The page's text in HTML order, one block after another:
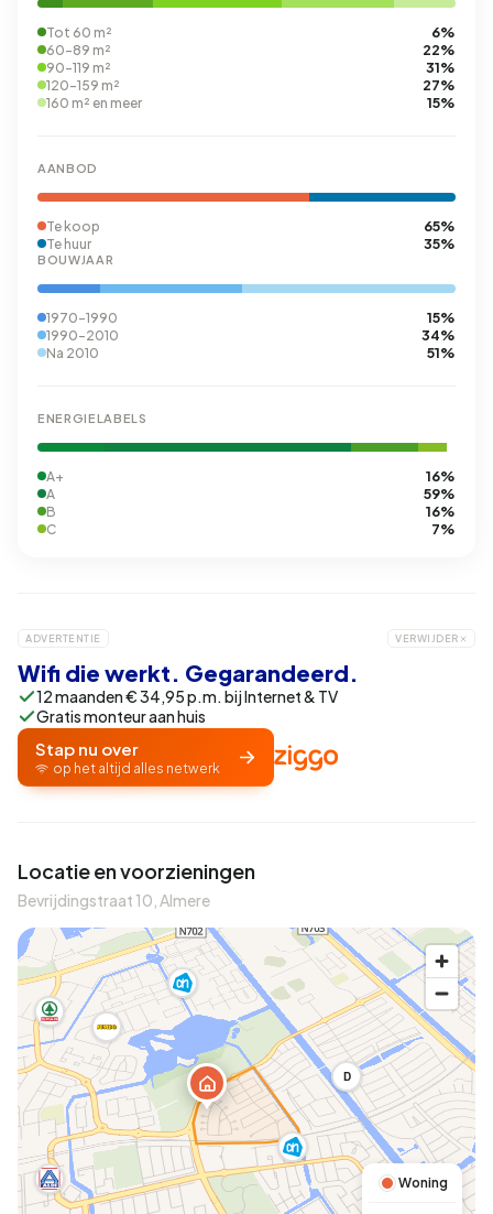
Tot 60 m² 6%
60-89 m² 22%
90-119 m² 31%
120-159 m² 27%
160 m² en meer 15%
AANBOD
Te koop 65%
Te huur 35%
BOUWJAAR
1970-1990 15%
1990-2010 34%
Na 2010 51%
ENERGIELABELS
A+ 16%
A 59%
B 16%
C 7%
ADVERTENTIE VERWIJDER
Wifi die werkt. Gegarandeerd.
12 maanden € 34,95 p.m. bij Internet & TV
Gratis monteur aan huis
Stap nu over
op het altijd alles netwerk
Locatie en voorzieningen
Bevrijdingstraat 10, Almere
D
Woning